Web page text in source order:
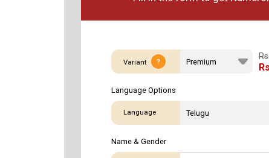
Variant ?
Language Options
Language
Name & Gender